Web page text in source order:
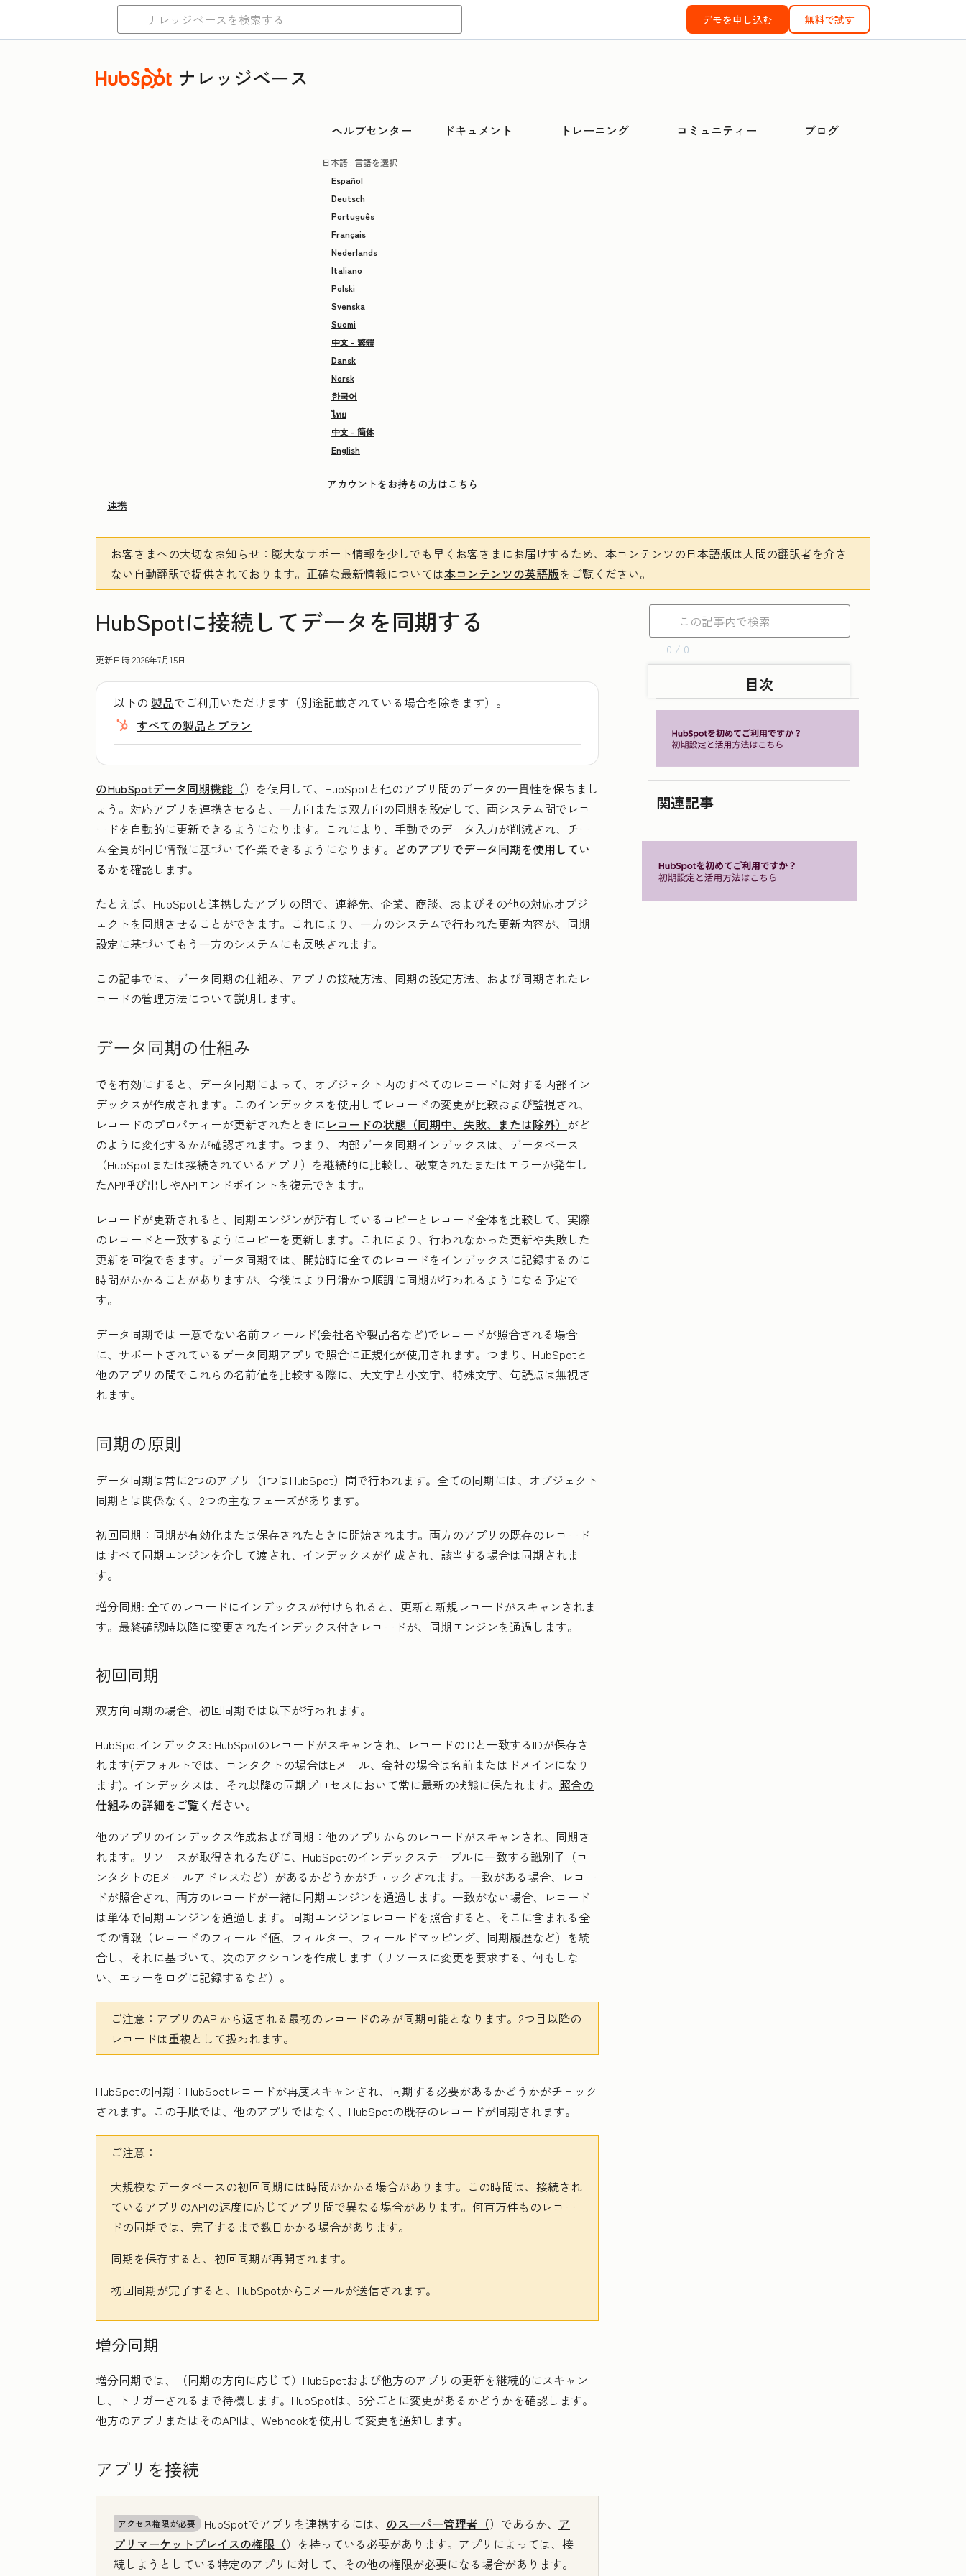
デモを申し込む 無料で試す
ナレッジベース
ヘルプセンター ドキュメント トレーニング コミュニティー ブログ
日本語 : 言語を選択
Español
Deutsch
Português
Français
Nederlands
Italiano
Polski
Svenska
Suomi
中文 - 繁體
Dansk
Norsk
한국어
ไทย
中文 - 简体
English
アカウントをお持ちの方はこちら
連携
お客さまへの大切なお知らせ ：膨大なサポート情報を少しでも早くお客さまにお届けするため、本コンテンツの日本語版は人間の翻訳者を介さ
ない自動翻訳で提供されております。 正確な最新情報については本コンテンツの英語版をご覧ください。
HubSpotに接続してデータを同期する
更新日時2026年7月15日
以下の 製品でご利用いただけます（別途記載されている場合を除きます）。
すべての製品とプラン
のHubSpotデータ同期機能（）を使用して、HubSpotと他のアプリ間のデータの一貫性を保ちまし
ょう。対応アプリを連携させると、一方向または双方向の同期を設定して、両システム間でレコ
ードを自動的に更新できるようになります。これにより、手動でのデータ入力が削減され、チー
ム全員が同じ情報に基づいて作業できるようになります。 どのアプリでデータ同期を使用してい
るかを確認します。
たとえば、HubSpotと連携したアプリの間で、連絡先、企業、商談、およびその他の対応オブジ
ェクトを同期させることができます。これにより、一方のシステムで行われた更新内容が、同期
設定に基づいてもう一方のシステムにも反映されます。
この記事では、データ同期の仕組み、アプリの接続方法、同期の設定方法、および同期されたレ
コードの管理方法について説明します。
データ同期の仕組み
でを有効にすると、データ同期によって、オブジェクト内のすべてのレコードに対する内部イン
デックスが作成されます。このインデックスを使用してレコードの変更が比較および監視され、
レコードのプロパティーが更新されたときに レコードの状態（同期中、失敗、または除外） がど
のように変化するかが確認されます。つまり、内部データ同期インデックスは、データベース
（HubSpotまたは接続されているアプリ）を継続的に比較し、破棄されたまたはエラーが発生し
たAPI呼び出しやAPIエンドポイントを復元できます。
レコードが更新されると、同期エンジンが所有しているコピーとレコード全体を比較して、実際
のレコードと一致するようにコピーを更新します。これにより、行われなかった更新や失敗した
更新を回復できます。データ同期では、開始時に全てのレコードをインデックスに記録するのに
時間がかかることがありますが、今後はより円滑かつ順調に同期が行われるようになる予定で
す。
データ同期では 一意でない名前フィールド(会社名や製品名など)でレコードが照合される場合
に、サポートされているデータ同期アプリで照合に正規化が使用されます。つまり、HubSpotと
他のアプリの間でこれらの名前値を比較する際に、大文字と小文字、特殊文字、句読点は無視さ
れます。
同期の原則
データ同期は常に2つのアプリ（1つはHubSpot）間で行われます。全ての同期には、オブジェクト
同期とは関係なく、2つの主なフェーズがあります。
初回同期： 同期が有効化または保存されたときに開始されます。両方のアプリの既存のレコード
はすべて同期エンジンを介して渡され、インデックスが作成され、該当する場合は同期されま
す。
増分同期: 全てのレコードにインデックスが付けられると、更新と新規レコードがスキャンされま
す。最終確認時以降に変更されたインデックス付きレコードが、同期エンジンを通過します。
初回同期
双方向同期の場合、初回同期では以下が行われます。
HubSpotインデックス: HubSpotのレコードがスキャンされ、レコードのIDと一致するIDが保存さ
れます(デフォルトでは、コンタクトの場合はEメール、会社の場合は名前またはドメインになり
ます)。インデックスは、それ以降の同期プロセスにおいて常に最新の状態に保たれます。 照合の
仕組みの詳細をご覧ください。
他のアプリのインデックス作成および同期： 他のアプリからのレコードがスキャンされ、同期さ
れます。リソースが取得されるたびに、HubSpotのインデックステーブルに一致する識別子（コ
ンタクトのEメールアドレスなど）があるかどうかがチェックされます。一致がある場合、レコー
ドが照合され、両方のレコードが一緒に同期エンジンを通過します。一致がない場合、レコード
は単体で同期エンジンを通過します。同期エンジンはレコードを照合すると、そこに含まれる全
ての情報（レコードのフィールド値、フィルター、フィールドマッピング、同期履歴など）を統
合し、それに基づいて、次のアクションを作成します（リソースに変更を要求する、何もしな
い、エラーをログに記録するなど）。
ご注意： アプリのAPIから返される最初のレコードのみが同期可能となります。2つ目以降の
レコードは重複として扱われます。
HubSpotの同期： HubSpotレコードが再度スキャンされ、同期する必要があるかどうかがチェック
されます。この手順では、他のアプリではなく、HubSpotの既存のレコードが同期されます。
ご注意：
大規模なデータベースの初回同期には時間がかかる場合があります。この時間は、接続され
ているアプリのAPIの速度に応じてアプリ間で異なる場合があります。何百万件ものレコー
ドの同期では、完了するまで数日かかる場合があります。
同期を保存すると、初回同期が再開されます。
初回同期が完了すると、HubSpotからEメールが送信されます。
増分同期
増分同期では、（同期の方向に応じて）HubSpotおよび他方のアプリの更新を継続的にスキャン
し、トリガーされるまで待機します。HubSpotは、5分ごとに変更があるかどうかを確認します。
他方のアプリまたはそのAPIは、Webhookを使用して変更を通知します。
アプリを接続
アクセス権限が必要 HubSpotでアプリを連携するには、 のスーパー管理者（）であるか、 ア
プリマーケットプレイスの権限（）を持っている必要があります。アプリによっては、接
続しようとしている特定のアプリに対して、その他の権限が必要になる場合があります。
0 / 0
目次
関連記事